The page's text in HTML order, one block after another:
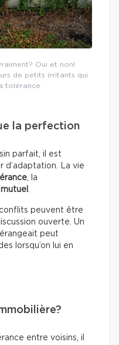
Oui et non!
de petits irritants qui
tolérance.
la perfection
parfait, il est
d’adaptation. La vie
, la
.
peuvent être
ouverte. Un
peut
lorsqu’on lui en
entre voisins, il